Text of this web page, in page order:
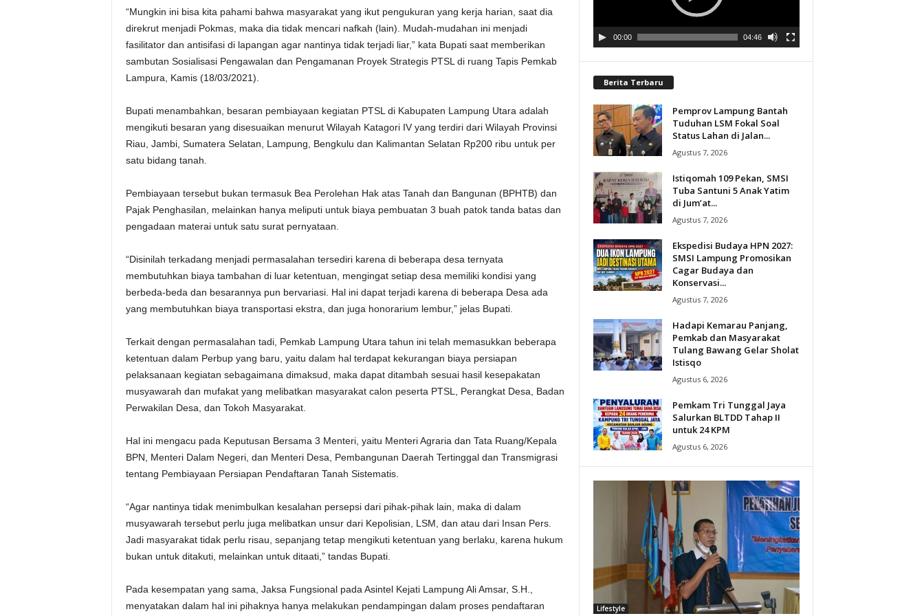
“Mungkin ini bisa kita pahami bahwa masyarakat yang ikut pengukuran yang kerja harian, saat dia
direkrut menjadi Pokmas, maka dia tidak mencari nafkah (lain). Mudah-mudahan ini menjadi
fasilitator dan antisifasi di lapangan agar nantinya tidak terjadi liar,” kata Bupati saat memberikan
sambutan Sosialisasi Pengawalan dan Pengamanan Proyek Strategis PTSL di ruang Tapis Pemkab
Lampura, Kamis (18/03/2021).
Bupati menambahkan, besaran pembiayaan kegiatan PTSL di Kabupaten Lampung Utara adalah
mengikuti besaran yang disesuaikan menurut Wilayah Katagori IV yang terdiri dari Wilayah Provinsi
Riau, Jambi, Sumatera Selatan, Lampung, Bengkulu dan Kalimantan Selatan Rp200 ribu untuk per
satu bidang tanah.
Pembiayaan tersebut bukan termasuk Bea Perolehan Hak atas Tanah dan Bangunan (BPHTB) dan
Pajak Penghasilan, melainkan hanya meliputi untuk biaya pembuatan 3 buah patok tanda batas dan
pengadaan materai untuk satu surat pernyataan.
“Disinilah terkadang menjadi permasalahan tersediri karena di beberapa desa ternyata
membutuhkan biaya tambahan di luar ketentuan, mengingat setiap desa memiliki kondisi yang
berbeda-beda dan besarannya pun bervariasi. Hal ini dapat terjadi karena di beberapa Desa ada
yang membutuhkan biaya transportasi ekstra, dan juga honorarium lembur,” jelas Bupati.
Terkait dengan permasalahan tadi, Pemkab Lampung Utara tahun ini telah memasukkan beberapa
ketentuan dalam Perbup yang baru, yaitu dalam hal terdapat kekurangan biaya persiapan
pelaksanaan kegiatan sebagaimana dimaksud, maka dapat ditambah sesuai hasil kesepakatan
musyawarah dan mufakat yang melibatkan masyarakat calon peserta PTSL, Perangkat Desa, Badan
Perwakilan Desa, dan Tokoh Masyarakat.
Hal ini mengacu pada Keputusan Bersama 3 Menteri, yaitu Menteri Agraria dan Tata Ruang/Kepala
BPN, Menteri Dalam Negeri, dan Menteri Desa, Pembangunan Daerah Tertinggal dan Transmigrasi
tentang Pembiayaan Persiapan Pendaftaran Tanah Sistematis.
“Agar nantinya tidak menimbulkan kesalahan persepsi dari pihak-pihak lain, maka di dalam
musyawarah tersebut perlu juga melibatkan unsur dari Kepolisian, LSM, dan atau dari Insan Pers.
Jadi masyarakat tidak perlu risau, sepanjang tetap mengikuti ketentuan yang berlaku, karena hukum
bukan untuk ditakuti, melainkan untuk ditaati,” tandas Bupati.
Pada kesempatan yang sama, Jaksa Fungsional pada Asintel Kejati Lampung Ali Amsar, S.H.,
menyatakan dalam hal ini pihaknya hanya melakukan pendampingan dalam proses pendaftaran
00:00 04:46
Berita Terbaru
Pemprov Lampung Bantah
Tuduhan LSM Fokal Soal
Status Lahan di Jalan...
Agustus 7, 2026
Istiqomah 109 Pekan, SMSI
Tuba Santuni 5 Anak Yatim
di Jum’at...
Agustus 7, 2026
Ekspedisi Budaya HPN 2027:
SMSI Lampung Promosikan
Cagar Budaya dan
Konservasi...
Agustus 7, 2026
Hadapi Kemarau Panjang,
Pemkab dan Masyarakat
Tulang Bawang Gelar Sholat
Istisqo
Agustus 6, 2026
Pemkam Tri Tunggal Jaya
Salurkan BLTDD Tahap II
untuk 24 KPM
Agustus 6, 2026
Lifestyle